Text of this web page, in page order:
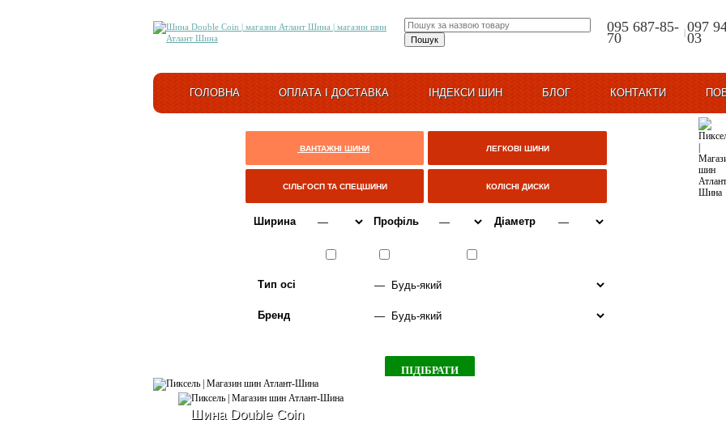
095 687-85-
70 |097
03
ГОЛОВНА ОПЛАТА І ДОСТАВКА ІНДЕКСИ ШИН БЛОГ КОНТАКТИ
ВАНТАЖНІ ШИНИ ЛЕГКОВІ ШИНИ
СІЛЬГОСП ТА СПЕЦШИНИ КОЛІСНІ ДИСКИ
Ширина Профіль Діаметр
Тип осі
Бренд
Шина Double Coin